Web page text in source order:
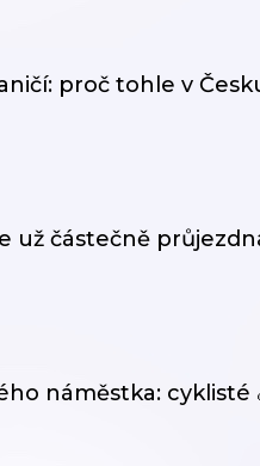
proč tohle v
částečně průjezdná!
náměstka: cyklisté